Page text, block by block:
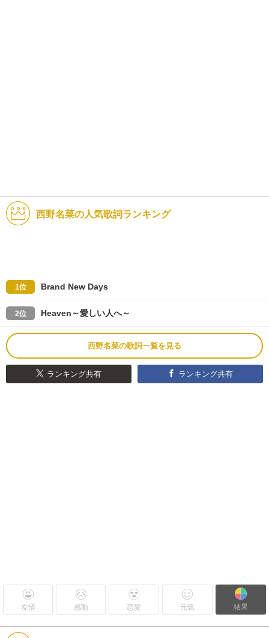
西野名菜の人気歌詞ランキング
1位 Brand New Days
2位 Heaven～愛しい人へ～
西野名菜の歌詞一覧を見る
ランキング共有 ランキング共有
友情 感動 恋愛 元気 結果